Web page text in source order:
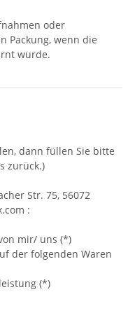
oder
Packung, wenn die
wurde.
dann füllen Sie bitte
zurück.)
Str. 75, 56072
:
mir/ uns (*)
der folgenden Waren
(*)